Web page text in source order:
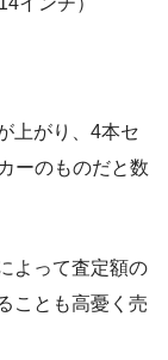
上がり、4本セ
ーのものだと数
よって査定額の
ことも高憂く売